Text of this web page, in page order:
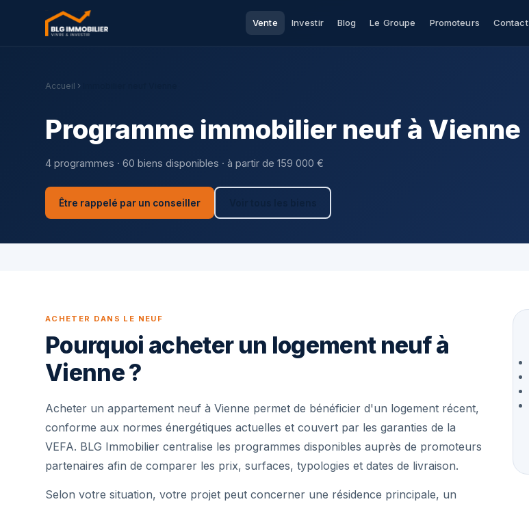
Vente Investir Blog Le Groupe Promoteurs Contact
Accueil
Programme immobilier neuf à Vienne
4 programmes · 60 biens disponibles · à partir de 159 000 €
Être rappelé par un conseiller
ACHETER DANS LE NEUF
Pourquoi acheter un logement neuf à
Vienne ?
Acheter un appartement neuf à Vienne permet de bénéficier d'un logement récent,
conforme aux normes énergétiques actuelles et couvert par les garanties de la
VEFA. BLG Immobilier centralise les programmes disponibles auprès de promoteurs
partenaires afin de comparer les prix, surfaces, typologies et dates de livraison.
Selon votre situation, votre projet peut concerner une résidence principale, un